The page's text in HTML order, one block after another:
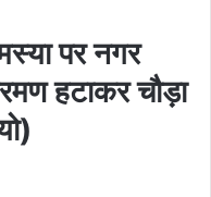
पर नगर
हटाकर चौड़ा